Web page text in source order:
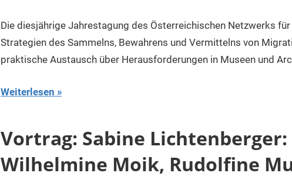
Gerhalter
Die diesjährige Jahrestagung des Österreichischen Netzwerks
Strategien des Sammelns, Bewahrens und Vermittelns von
praktische Austausch über Herausforderungen in Museen und
Weiterlesen
Vortrag: Sabine Lichtenberger:
Wilhelmine Moik, Rudolfine